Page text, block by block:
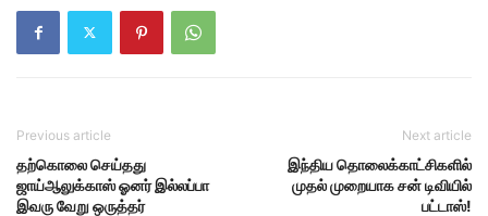
Previous article
தற்கொலை செய்தது
ஜாய்ஆலுக்காஸ் ஓனர் இல்லப்பா
இவரு வேறு ஒருத்தர்
Next article
இந்திய தொலைக்காட்சிகளில்
முதல் முறையாக சன் டிவியில்
பட்டாஸ்!